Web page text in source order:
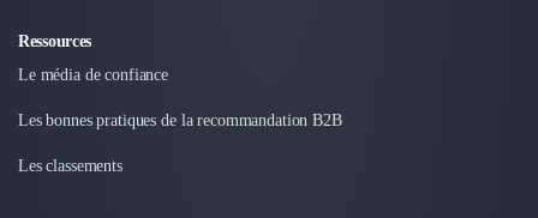
Ressources
Le média de confiance
Les bonnes pratiques de la recommandation B2B
Les classements